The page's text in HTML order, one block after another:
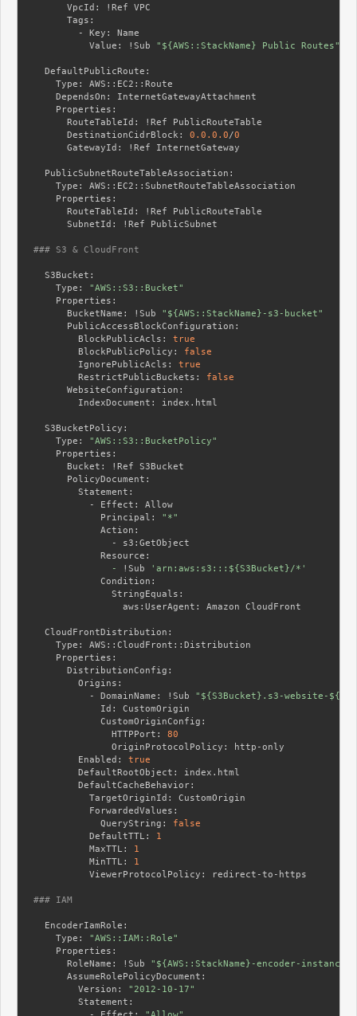
      VpcId:
      Tags:
        - Key:
          Value:
!Sub "${AWS::StackName} Public Routes"
  DefaultPublicRoute:
    Type:
    DependsOn:
    Properties:
      RouteTableId:
      DestinationCidrBlock:
0.0 .0 .0/0
      GatewayId:
!Ref InternetGateway
  PublicSubnetRouteTableAssociation:
    Type:
    Properties:
      RouteTableId:
      SubnetId:
!Ref PublicSubnet
### S3 & CloudFront
  S3Bucket:
    Type:
"AWS::S3::Bucket"
    Properties:
      BucketName:
!Sub "${AWS::StackName}-s3-bucket"
      PublicAccessBlockConfiguration:
        BlockPublicAcls:
true
        BlockPublicPolicy:
false
        IgnorePublicAcls:
true
        RestrictPublicBuckets:
false
      WebsiteConfiguration:
        IndexDocument:
index.html
  S3BucketPolicy:
    Type:
"AWS::S3::BucketPolicy"
    Properties:
      Bucket:
      PolicyDocument:
        Statement:
          - Effect:
            Principal:
"*"
            Action:
              - s3:
            Resource:
              -
!Sub
'arn:aws:s3:::${S3Bucket}/*'
            Condition:
              StringEquals:
                aws:
UserAgent: Amazon CloudFront
  CloudFrontDistribution:
    Type:
    Properties:
      DistributionConfig:
        Origins:
          - DomainName:
!Sub "${S3Bucket}.s3-website-
            Id:
            CustomOriginConfig:
              HTTPPort:
80
              OriginProtocolPolicy:
        Enabled:
true
        DefaultRootObject:
        DefaultCacheBehavior:
          TargetOriginId:
          ForwardedValues:
            QueryString:
false
          DefaultTTL:
1
          MaxTTL:
1
          MinTTL:
1
          ViewerProtocolPolicy:
redirect-to-https
### IAM
  EncoderIamRole:
    Type:
"AWS::IAM::Role"
    Properties:
      RoleName:
!Sub "${AWS::StackName}-encoder-
      AssumeRolePolicyDocument:
        Version:
"2012-10-17"
        Statement: